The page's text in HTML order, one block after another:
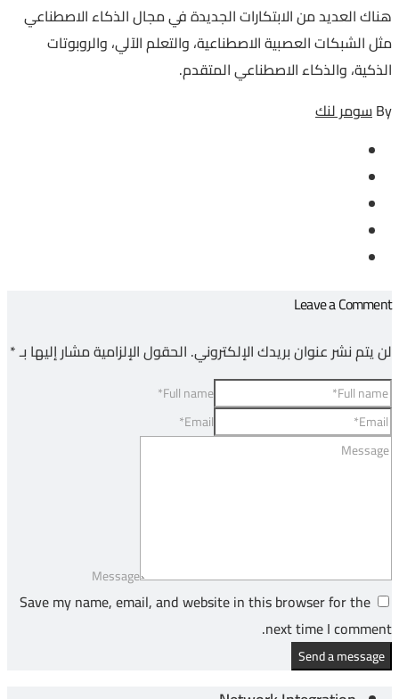
هناك العديد من الابتكارات الجديدة في مجال الذكاء الاصطناعي
مثل الشبكات العصبية الاصطناعية، والتعلم الآلي، والروبوتات
الذكية، والذكاء الاصطناعي المتقدم.
Byسومر لنك
Leave a Comment
لن يتم نشر عنوان بريدك الإلكتروني. الحقول الإلزامية مشار إليها بـ*
Full name*
Email*
Message
Save my name, email, and website in this browser for the
next time I comment.
Send a message